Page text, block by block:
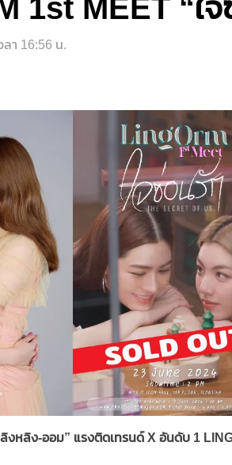
1st MEET “ใ
า 16:56 น.
หลิง-ออม” แรงติดเทรนด์ X อันดับ 1